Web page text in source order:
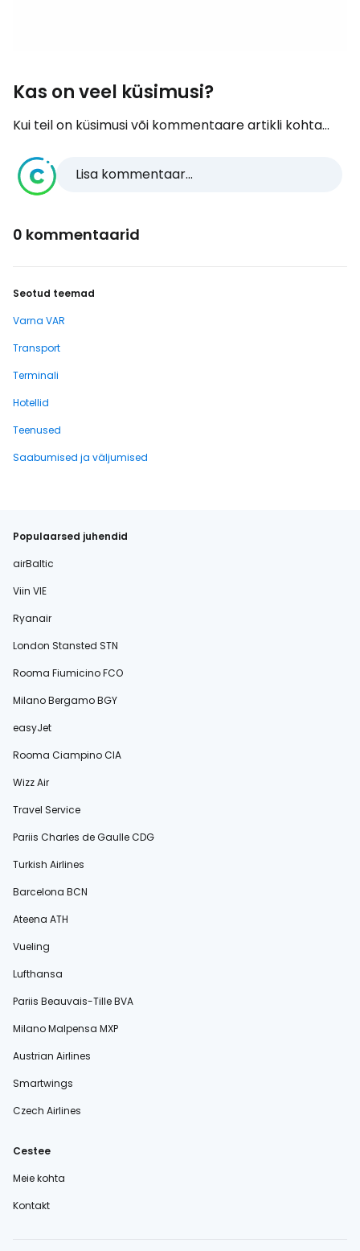
Kas on veel küsimusi?
Kui teil on küsimusi või kommentaare artikli kohta...
Lisa kommentaar...
0 kommentaarid
Seotud teemad
Varna VAR
Transport
Terminali
Hotellid
Teenused
Saabumised ja väljumised
Populaarsed juhendid
airBaltic
Viin VIE
Ryanair
London Stansted STN
Rooma Fiumicino FCO
Milano Bergamo BGY
easyJet
Rooma Ciampino CIA
Wizz Air
Travel Service
Pariis Charles de Gaulle CDG
Turkish Airlines
Barcelona BCN
Ateena ATH
Vueling
Lufthansa
Pariis Beauvais-Tille BVA
Milano Malpensa MXP
Austrian Airlines
Smartwings
Czech Airlines
Cestee
Meie kohta
Kontakt